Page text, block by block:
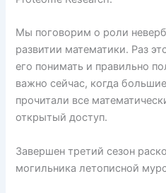
Мы поговорим о роли
развитии математики. Раз
его понимать и правильно
важно сейчас, когда
прочитали все
открытый доступ.
Завершен третий сезон
могильника летописной